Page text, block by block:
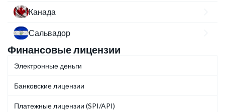
Канада
Сальвадор
Финансовые лицензии
Электронные деньги
Банковские лицензии
Платежные лицензии (SPI/API)